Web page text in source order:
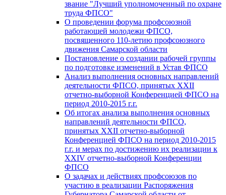
звание "Лучший уполномоченный по охране
труда ФПСО"
О проведении форума профсоюзной
работающей молодежи ФПСО,
посвященного 110-летию профсоюзного
движения Самарской области
Постановление о создании рабочей группы
по подготовке изменений в Устав ФПСО
Анализ выполнения основных направлений
деятельности ФПСО, принятых XXII
отчетно-выборной Конференцией ФПСО на
период 2010-2015 г.г.
Об итогах анализа выполнения основных
направлений деятельности ФПСО,
принятых XXII отчетно-выборной
Конференцией ФПСО на период 2010-2015
г.г. и мерах по достижению их реализации к
XXIV отчетно-выборной Конференции
ФПСО
О задачах и действиях профсоюзов по
участию в реализации Распоряжения